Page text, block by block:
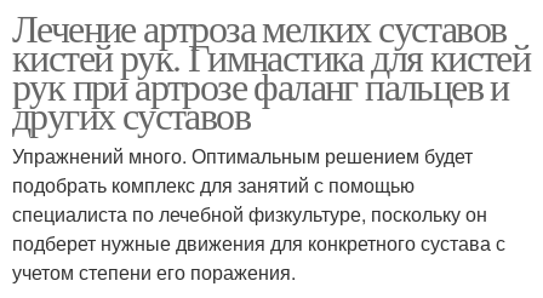
Лечение артроза мелких суставов
кистей рук. Гимнастика для кистей
рук при артрозе фаланг пальцев и
других суставов
Упражнений много. Оптимальным решением будет
подобрать комплекс для занятий с помощью
специалиста по лечебной физкультуре, поскольку он
подберет нужные движения для конкретного сустава с
учетом степени его поражения.